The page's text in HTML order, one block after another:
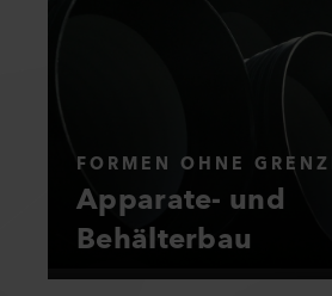
FORMEN OHNE
Apparate- und
Behälterbau